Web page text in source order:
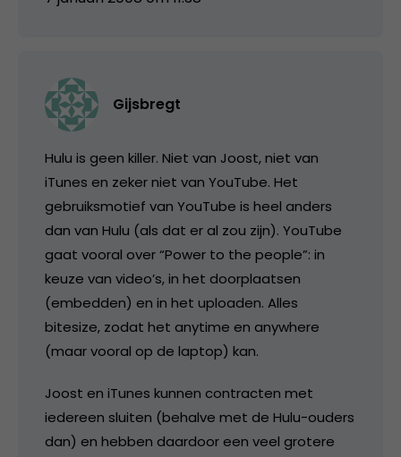
Gijsbregt
Hulu is geen killer. Niet van Joost, niet van
iTunes en zeker niet van YouTube. Het
gebruiksmotief van YouTube is heel anders
dan van Hulu (als dat er al zou zijn). YouTube
gaat vooral over “Power to the people”: in
keuze van video’s, in het doorplaatsen
(embedden) en in het uploaden. Alles
bitesize, zodat het anytime en anywhere
(maar vooral op de laptop) kan.
Joost en iTunes kunnen contracten met
iedereen sluiten (behalve met de Hulu-ouders
dan) en hebben daardoor een veel grotere